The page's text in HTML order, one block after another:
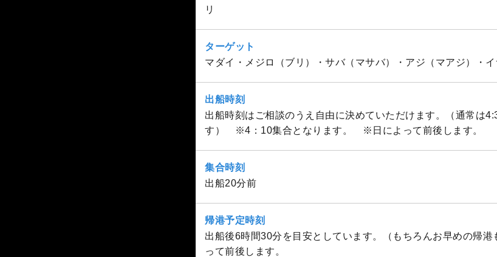
リ
ターゲット
マダイ・メジロ（ブリ）・サバ（マサバ）・アジ（マアジ）・
出船時刻
出船時刻はご相談のうえ自由に決めていただけます。（通常は
す） ※4：10集合となります。 ※日によって前後します。
集合時刻
出船20分前
帰港予定時刻
出船後6時間30分を目安としています。（もちろんお早めの帰
って前後します。